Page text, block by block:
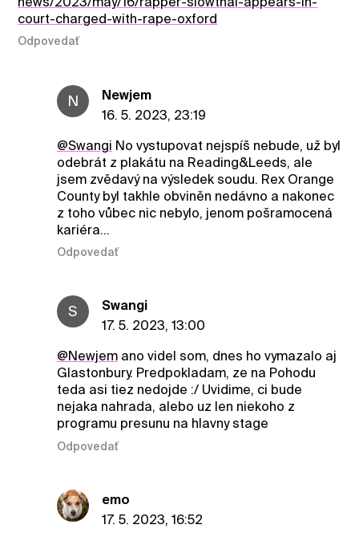
court-charged-with-rape-oxford
Odpovedať
N
Newjem
16. 5. 2023, 23:19
@Swangi No vystupovat nejspíš nebude, už byl
odebrát z plakátu na Reading&Leeds, ale
jsem zvědavý na výsledek soudu. Rex Orange
County byl takhle obviněn nedávno a nakonec
z toho vůbec nic nebylo, jenom pošramocená
kariéra...
Odpovedať
S
Swangi
17. 5. 2023, 13:00
@Newjemano videl som, dnes ho vymazalo aj
Glastonbury. Predpokladam, ze na Pohodu
teda asi tiez nedojde :/ Uvidime, ci bude
nejaka nahrada, alebo uz len niekoho z
programu presunu na hlavny stage
Odpovedať
emo
17. 5. 2023, 16:52